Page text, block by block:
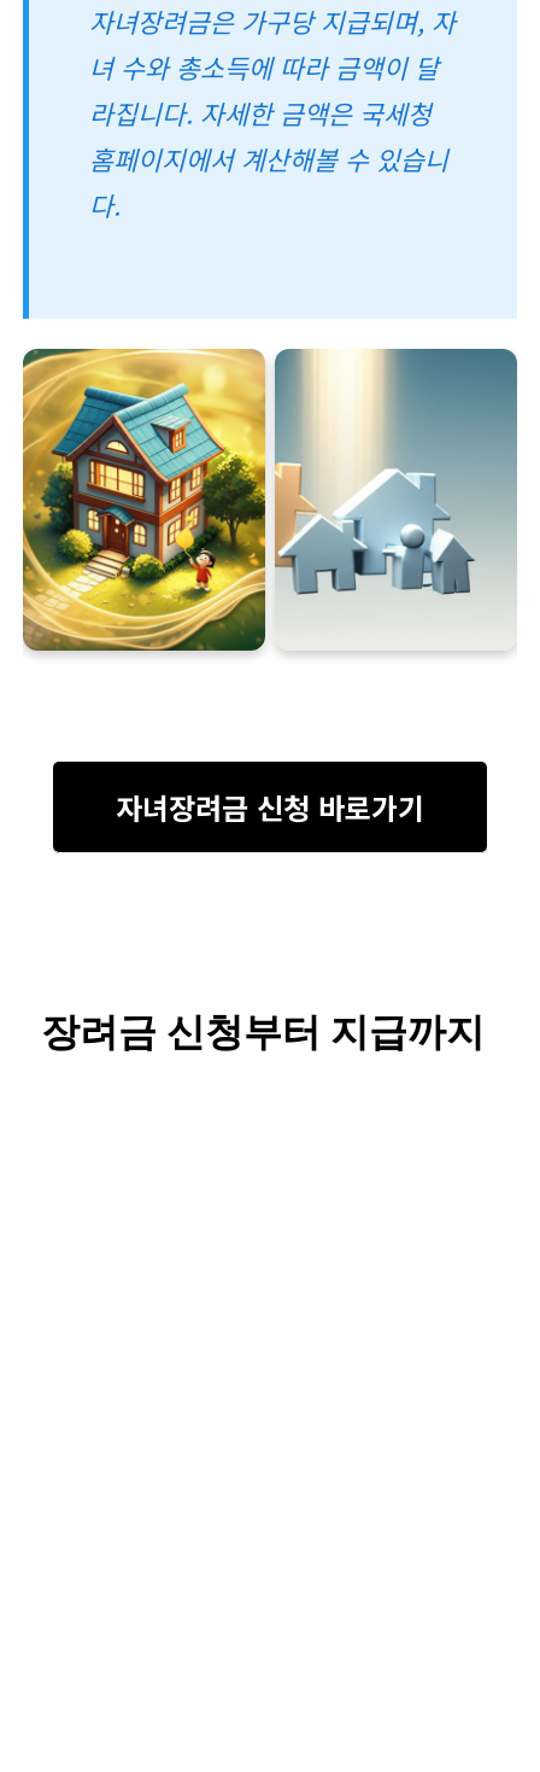
자녀장려금은 가구당 지급되며, 자
녀 수와 총소득에 따라 금액이 달
라집니다. 자세한 금액은 국세청
홈페이지에서 계산해볼 수 있습니
다.
자녀장려금 신청 바로가기
장려금 신청부터 지급까지